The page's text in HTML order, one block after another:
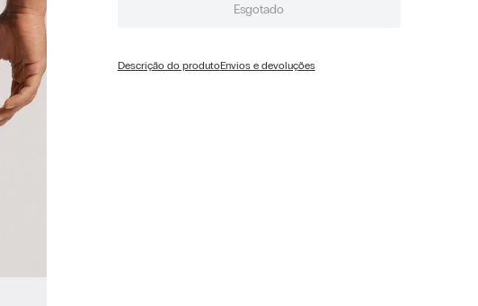
Esgotado
Descrição do produtoEnvios e devoluções